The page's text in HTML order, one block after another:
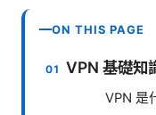
ON THIS PAGE
VPN 基礎知
VPN 是